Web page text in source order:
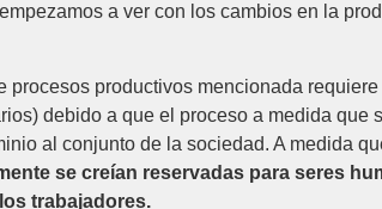
a ver con los cambios en la
procesos productivos mencionada
debido a que el proceso a medida
al conjunto de la sociedad. A medida
se creían reservadas para seres
trabajadores.